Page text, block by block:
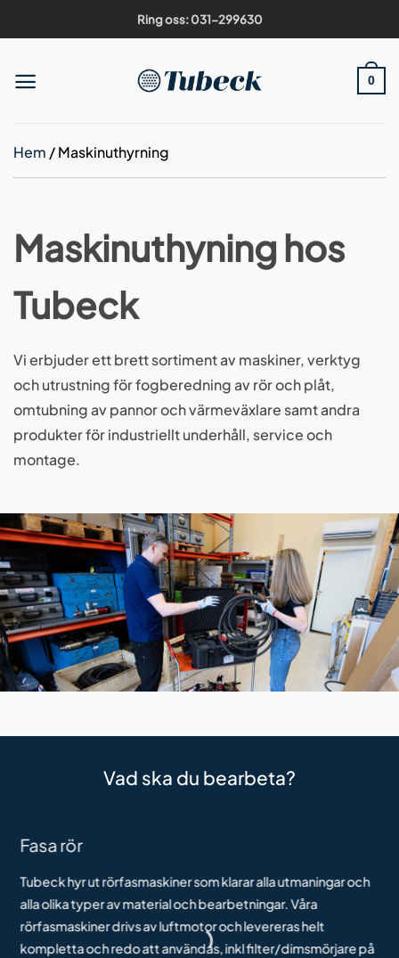
Ring oss: 031-299630
0
Hem /Maskinuthyrning
Maskinuthyning hos
Tubeck
Vi erbjuder ett brett sortiment av maskiner, verktyg
och utrustning för fogberedning av rör och plåt,
omtubning av pannor och värmeväxlare samt andra
produkter för industriellt underhåll, service och
montage.
Vad ska du bearbeta?
Fasa rör
Tubeck hyr ut rörfasmaskiner som klarar alla utmaningar och
alla olika typer av material och bearbetningar. Våra
rörfasmaskiner drivs av luftmotor och levereras helt
kompletta och redo att användas, inkl filter/dimsmörjare på